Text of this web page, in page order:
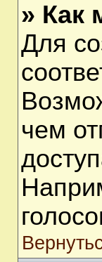
» Как
Для
чем